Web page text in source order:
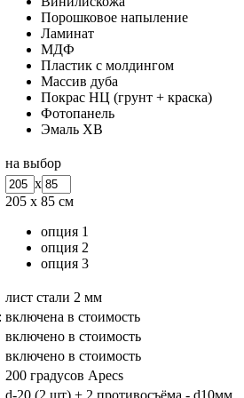
Порошковое напыление
Ламинат
МДФ
Пластик с молдингом
Массив дуба
Покрас НЦ (грунт + краска)
Фотопанель
Эмаль ХВ
на выбор
x
205 х 85 см
опция 1
опция 2
опция 3
лист стали 2 мм
включена в стоимость
включено в стоимость
включено в стоимость
200 градусов Apecs
d-20 (2 шт) + 2 противосъёма - d10мм